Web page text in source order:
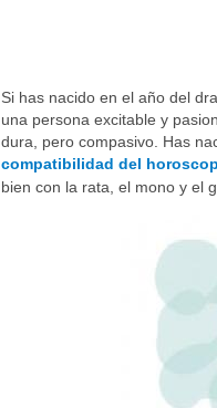
Si has nacido en el año del
una persona excitable y
dura, pero compasivo. Has
compatibilidad del
bien con la rata, el mono y el